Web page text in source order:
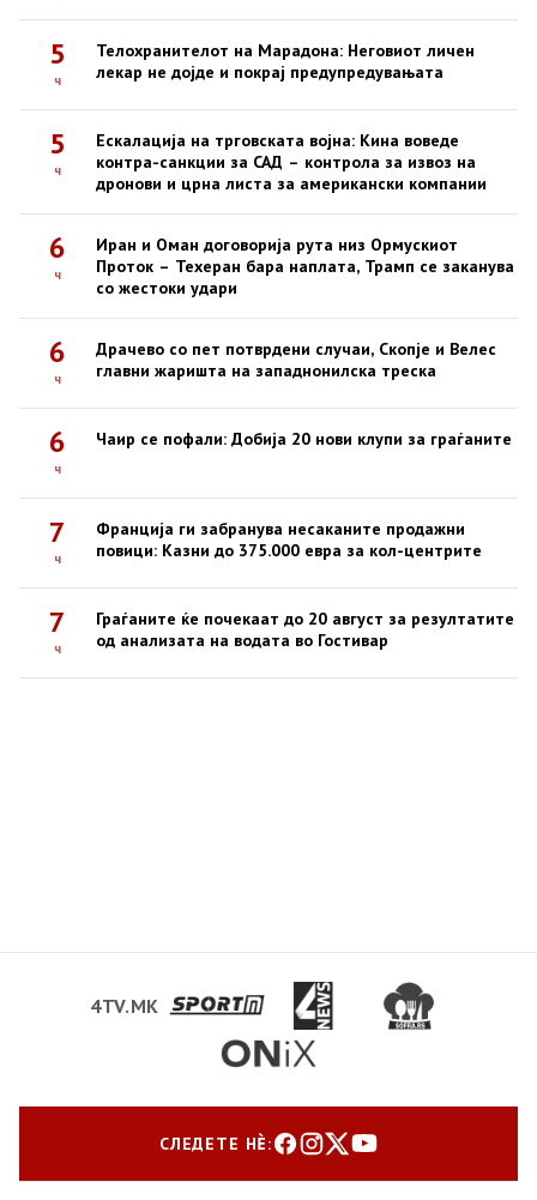
5
ч
Телохранителот на Марадона: Неговиот личен
лекар не дојде и покрај предупредувањата
5
ч
Ескалација на трговската војна: Кина воведе
контра-санкции за САД – контрола за извоз на
дронови и црна листа за американски компании
6
ч
Иран и Оман договорија рута низ Ормускиот
Проток – Техеран бара наплата, Трамп се заканува
со жестоки удари
6
ч
Драчево со пет потврдени случаи, Скопје и Велес
главни жаришта на западнонилска треска
6
ч
Чаир се пофали: Добија 20 нови клупи за граѓаните
7
ч
Франција ги забранува несаканите продажни
повици: Казни до 375.000 евра за кол-центрите
7
ч
Граѓаните ќе почекаат до 20 август за резултатите
од анализата на водата во Гостивар
4TV.MK
СЛЕДЕТЕ НЀ: